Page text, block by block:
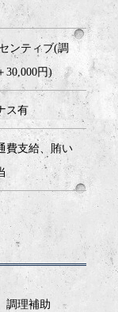
ンティブ(調
30,000円)
ス有
費支給、賄い
調理補助